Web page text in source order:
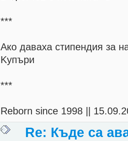
***
Aко даваха стипендия за
Kупъри
***
Reborn since 1998 ||
Re: Къде са